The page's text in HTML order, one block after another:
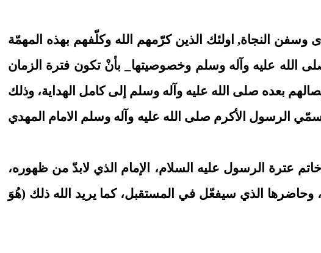
وسفن النجاة, اولئك الذين كرّمهم الله وكلّفهم بهذه المهمّة
الله عليه وآله وسلم وخصوصيتها_ بأنْ تكون فترة الزمان
بعده صلى الله عليه وآله وسلم إلى كامل الهداية، وذلك
الرسول الأكرم صلى الله عليه وآله وسلم الامام المهدي
عترة الرسول عليه السلام، الإمام الذي لابدّ من ظهوره،
وحاضرها الذي سيفعّل في المستقبل، كما يريد الله ذلك (هُوَ